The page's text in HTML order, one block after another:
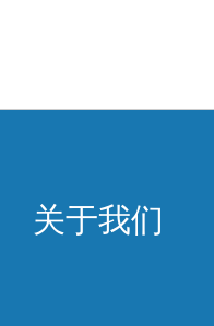
关于我们